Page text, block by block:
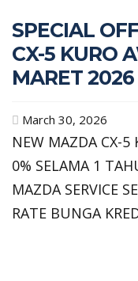
SPECIAL
CX-5 KURO
MARET 2026
March 30, 2026
NEW MAZDA CX-
0% SELAMA 1
MAZDA SERVICE
RATE BUNGA